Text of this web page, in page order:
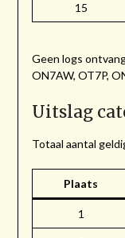
15
Geen logs
ON7AW, OT7P,
Uitslag
Totaal aantal
Plaats
1